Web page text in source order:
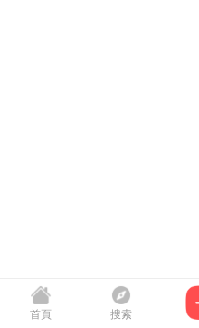
首頁 搜索